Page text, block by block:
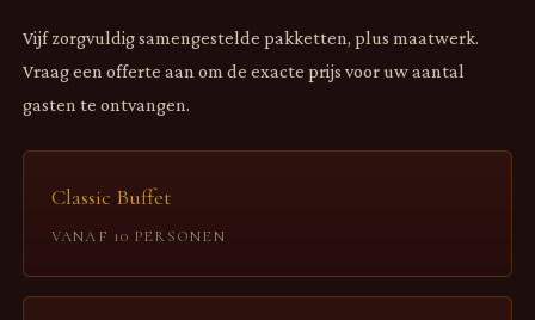
Vijf zorgvuldig samengestelde pakketten, plus maatwerk.
Vraag een offerte aan om de exacte prijs voor uw aantal
gasten te ontvangen.
Classic Buffet
VANAF 10 PERSONEN